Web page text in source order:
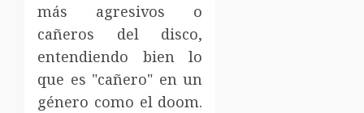
más agresivos o
cañeros del disco,
entendiendo bien lo
que es "cañero" en un
género como el doom.